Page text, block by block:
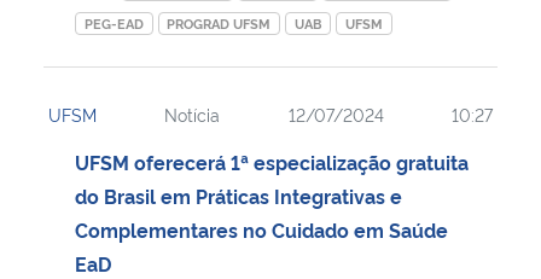
PEG-EAD
PROGRAD UFSM UAB UFSM
UFSM Notícia 12/07/2024 10:27
UFSM oferecerá 1ª especialização gratuita
do Brasil em Práticas Integrativas e
Complementares no Cuidado em Saúde
EaD